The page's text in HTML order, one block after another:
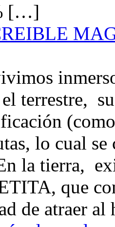
[…]
terrestre,
lo cual
la tierra,
que
de atraer